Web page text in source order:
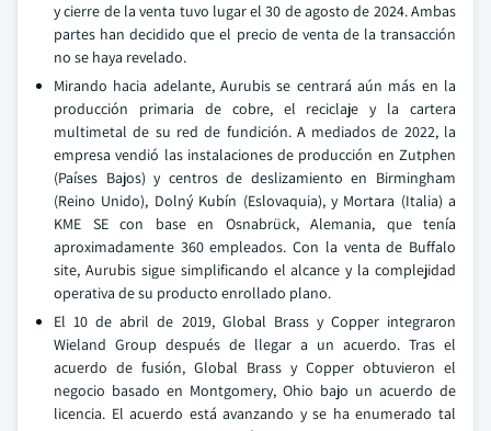
y cierre de la venta tuvo lugar el 30 de agosto de 2024. Ambas
partes han decidido que el precio de venta de la transacción
no se haya revelado.
Mirando hacia adelante, Aurubis se centrará aún más en la
producción primaria de cobre, el reciclaje y la cartera
multimetal de su red de fundición. A mediados de 2022, la
empresa vendió las instalaciones de producción en Zutphen
(Países Bajos) y centros de deslizamiento en Birmingham
(Reino Unido), Dolný Kubín (Eslovaquia), y Mortara (Italia) a
KME SE con base en Osnabrück, Alemania, que tenía
aproximadamente 360 empleados. Con la venta de Buffalo
site, Aurubis sigue simplificando el alcance y la complejidad
operativa de su producto enrollado plano.
El 10 de abril de 2019, Global Brass y Copper integraron
Wieland Group después de llegar a un acuerdo. Tras el
acuerdo de fusión, Global Brass y Copper obtuvieron el
negocio basado en Montgomery, Ohio bajo un acuerdo de
licencia. El acuerdo está avanzando y se ha enumerado tal